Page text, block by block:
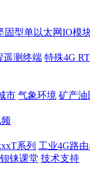
固型单以太网IO模
遥测终端 特殊4G
市 气象环境 矿产油
系列 工业4G路
钡铼课堂 技术支持